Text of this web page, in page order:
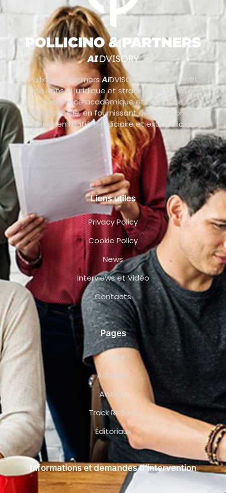
Pollicino & PartnersAIDVISORY est un cabinet
de conseil juridique et stratégique qui allie
excellence académique et efficacité
opérationnelle, en fournissant des solutions sur
mesure en matière judiciaire et extrajudiciaire.
Liens utiles
Privacy Policy
Cookie Policy
News
Interviews et Vidéo
Contacts
Pages
Équipe
Activités
Awards
Track Record
Éditoriaux
Informations et demandes d’intervention